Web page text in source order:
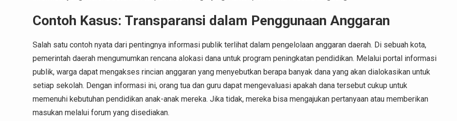
Contoh Kasus: Transparansi dalam Penggunaan Anggaran
Salah satu contoh nyata dari pentingnya informasi publik terlihat dalam pengelolaan anggaran daerah. Di sebuah kota,
pemerintah daerah mengumumkan rencana alokasi dana untuk program peningkatan pendidikan. Melalui portal informasi
publik, warga dapat mengakses rincian anggaran yang menyebutkan berapa banyak dana yang akan dialokasikan untuk
setiap sekolah. Dengan informasi ini, orang tua dan guru dapat mengevaluasi apakah dana tersebut cukup untuk
memenuhi kebutuhan pendidikan anak-anak mereka. Jika tidak, mereka bisa mengajukan pertanyaan atau memberikan
masukan melalui forum yang disediakan.